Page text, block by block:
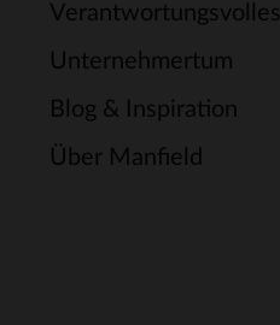
Verantwortungsvolles
Unternehmertum
Blog & Inspiration
Über Manfield